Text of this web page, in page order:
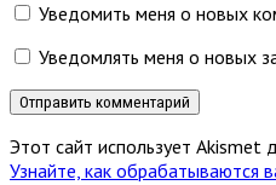
Уведомить меня о новых
Уведомлять меня о новых
Этот сайт использует Akismet
Узнайте, как обрабатываются